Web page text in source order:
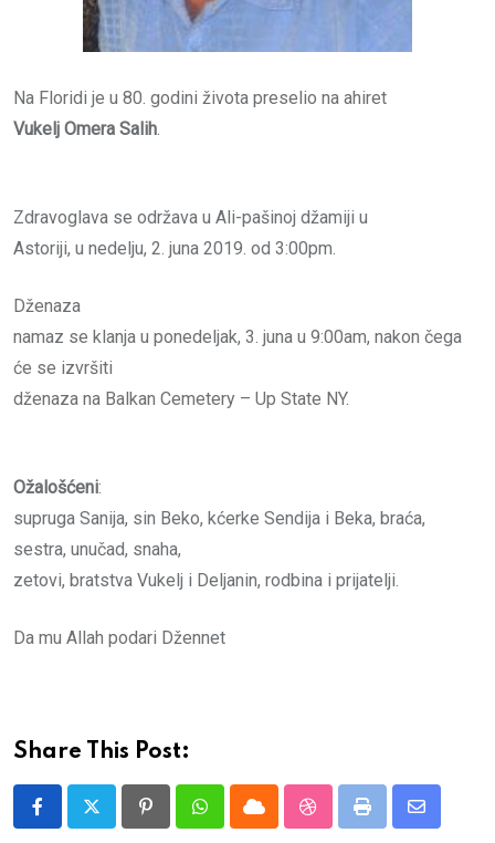
Na Floridi je u 80. godini života preselio na ahiret
Vukelj Omera Salih.
Zdravoglava se održava u Ali-pašinoj džamiji u
Astoriji, u nedelju, 2. juna 2019. od 3:00pm.
Dženaza
namaz se klanja u ponedeljak, 3. juna u 9:00am, nakon čega
će se izvršiti
dženaza na Balkan Cemetery – Up State NY.
Ožalošćeni:
supruga Sanija, sin Beko, kćerke Sendija i Beka, braća,
sestra, unučad, snaha,
zetovi, bratstva Vukelj i Deljanin, rodbina i prijatelji.
Da mu Allah podari Džennet
Share This Post:
PinterestWhatsappCloud StumbleUpon
Print
Share